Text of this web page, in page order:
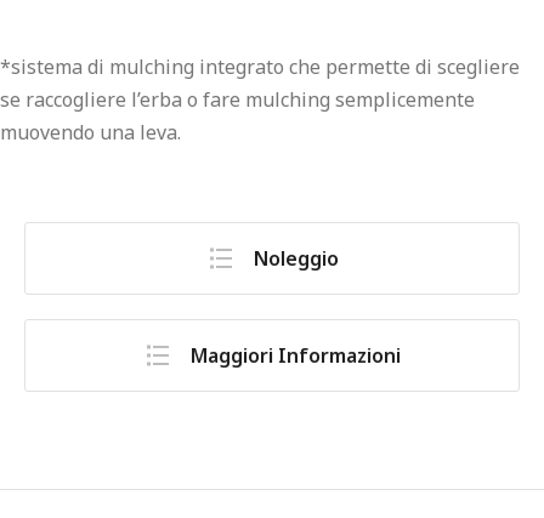
*sistema di mulching integrato che permette di scegliere
se raccogliere l’erba o fare mulching semplicemente
muovendo una leva.
Noleggio
Maggiori Informazioni